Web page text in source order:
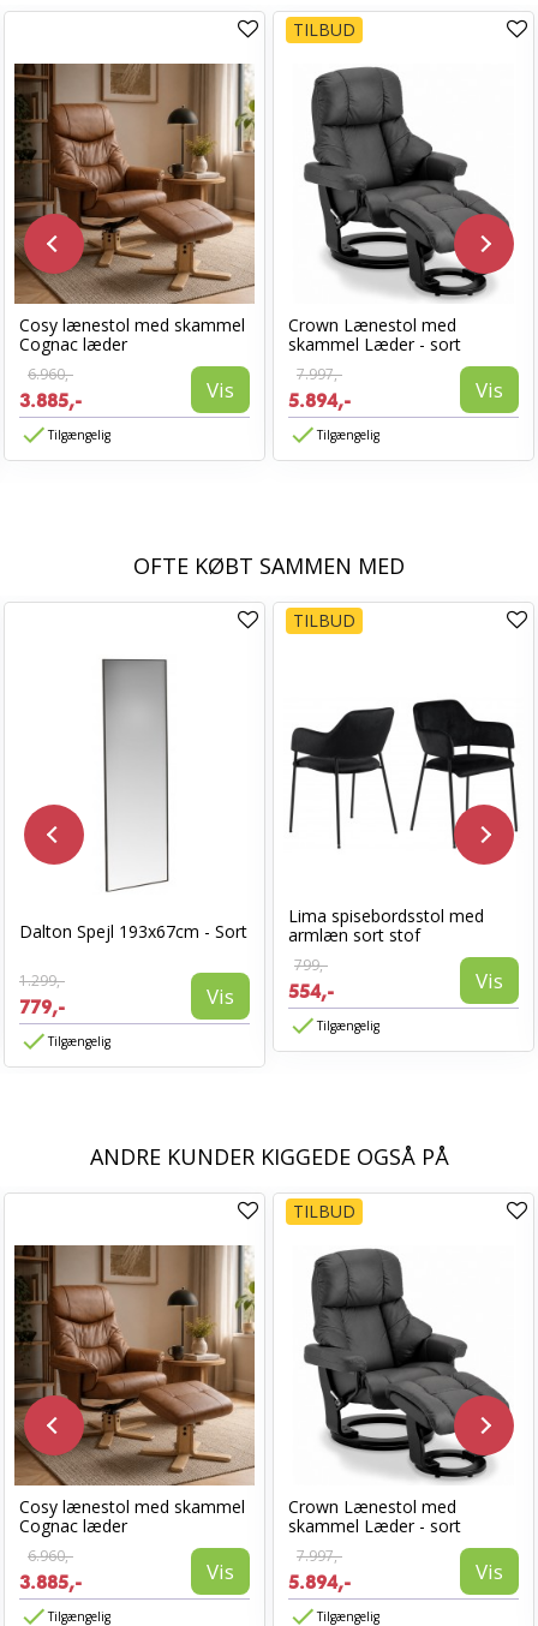
Cosy lænestol med skammel
Cognac læder
6.960,-
3.885,- Vis
Tilgængelig
TILBUD
Crown Lænestol med
skammel Læder - sort
7.997,-
5.894,- Vis
Tilgængelig
OFTE KØBT SAMMEN MED
Dalton Spejl 193x67cm - Sort
1.299,-
779,- Vis
Tilgængelig
TILBUD
Lima spisebordsstol med
armlæn sort stof
799,-
554,- Vis
Tilgængelig
ANDRE KUNDER KIGGEDE OGSÅ PÅ
Cosy lænestol med skammel
Cognac læder
6.960,-
3.885,- Vis
Tilgængelig
TILBUD
Crown Lænestol med
skammel Læder - sort
7.997,-
5.894,- Vis
Tilgængelig